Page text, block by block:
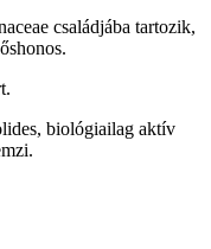
családjába tartozik,
biológiailag aktív